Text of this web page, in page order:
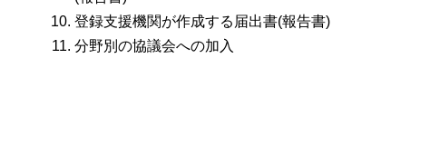
登録支援機関が作成する届出書(報告書)
分野別の協議会への加入